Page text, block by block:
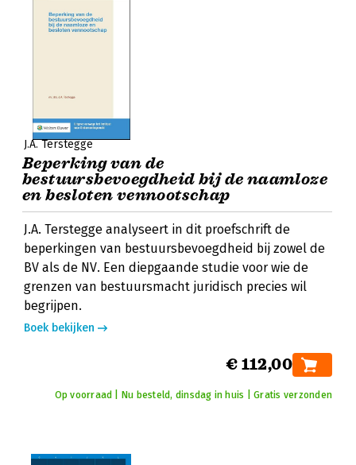
J.A. Terstegge
Beperking van de
bestuursbevoegdheid bij de naamloze
en besloten vennootschap
J.A. Terstegge analyseert in dit proefschrift de
beperkingen van bestuursbevoegdheid bij zowel de
BV als de NV. Een diepgaande studie voor wie de
grenzen van bestuursmacht juridisch precies wil
begrijpen.
Boek bekijken
€ 112,00
Op voorraad | Nu besteld, dinsdag in huis | Gratis verzonden